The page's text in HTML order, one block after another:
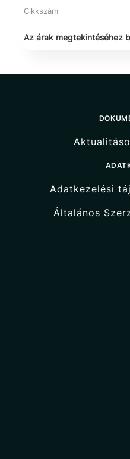
Cikkszám
Az árak megtekintéséhez
Adatkezelési
Általános